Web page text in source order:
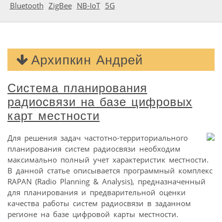
Bluetooth ZigBee NB-IoT 5G
Архипкин Андрей
Система планирования
радиосвязи на базе цифровых
карт местности
Для решения задач частотно-территориального
планирования систем радиосвязи необходим
максимально полный учет характеристик местности.
В данной статье описывается программный комплекс
RAPAN (Radio Planning & Analysis), предназначенный
для планирования и предварительной оценки
качества работы систем радиосвязи в заданном
регионе на базе цифровой карты местности.